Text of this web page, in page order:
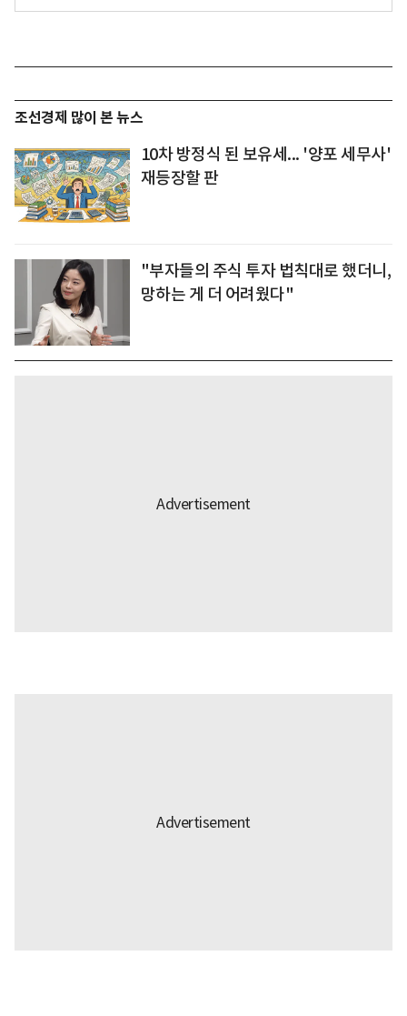
조선경제 많이 본 뉴스
10차 방정식 된 보유세... '양포 세무사'
재등장할 판
"부자들의 주식 투자 법칙대로 했더니,
망하는 게 더 어려웠다"